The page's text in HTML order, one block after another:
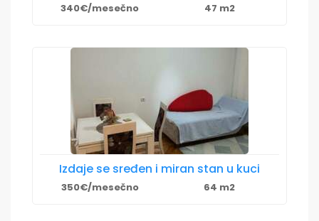
340€/mesečno 47 m2
Izdaje se sređen i miran stan u kuci
350€/mesečno 64 m2